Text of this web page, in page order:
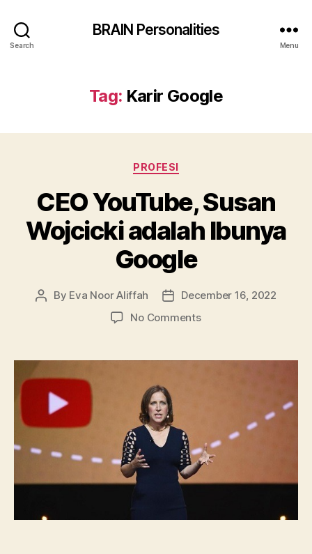
Search
BRAIN Personalities
Menu
Tag: Karir Google
Categories
PROFESI
CEO YouTube, Susan
Wojcicki adalah Ibunya
Google
Post
By Eva Noor Aliffah
PostDecember 16, 2022
No Commentson
Susan